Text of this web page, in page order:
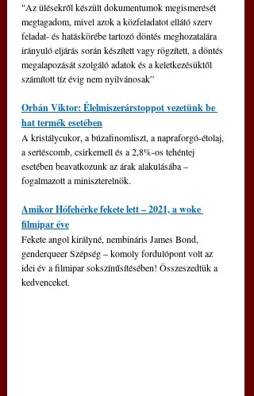
"Az ülésekről készült dokumentumok megismerését
megtagadom, mivel azok a közfeladatot ellátó szerv
feladat- és hatáskörébe tartozó döntés meghozatalára
irányuló eljárás során készített vagy rögzített, a döntés
megalapozását szolgáló adatok és a keletkezésüktől
számított tíz évig nem nyilvánosak”
Orbán Viktor: Élelmiszerárstoppot vezetünk be
hat termék esetében
A kristálycukor, a búzafinomliszt, a napraforgó-étolaj,
a sertéscomb, csirkemell és a 2,8%-os tehéntej
esetében beavatkozunk az árak alakulásába –
fogalmazott a miniszterelnök.
Amikor Hófehérke fekete lett – 2021, a woke
filmipar éve
Fekete angol királyné, nembináris James Bond,
genderqueer Szépség – komoly fordulópont volt az
idei év a filmipar sokszínűsítésében! Összeszedtük a
kedvenceket.